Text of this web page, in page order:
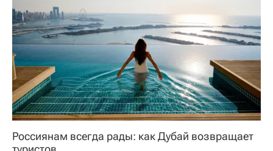
Россиянам всегда рады: как Дубай возвращает